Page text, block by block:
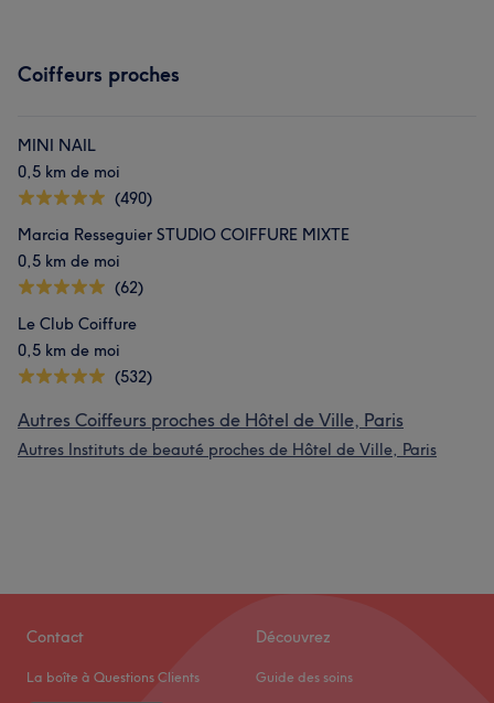
Coiffeurs proches
MINI NAIL
0,5 km de moi
(490)
Marcia Resseguier STUDIO COIFFURE MIXTE
0,5 km de moi
(62)
Le Club Coiffure
0,5 km de moi
(532)
Autres Coiffeurs proches de Hôtel de Ville, Paris
Autres Instituts de beauté proches de Hôtel de Ville, Paris
Contact
La boîte à Questions Clients
Découvrez
Guide des soins